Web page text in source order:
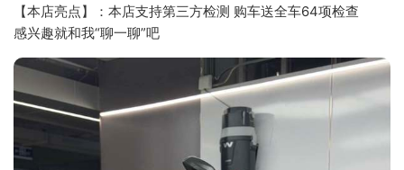
【本店亮点】：本店支持第三方检测 购车送全车64项检查
感兴趣就和我“聊一聊”吧